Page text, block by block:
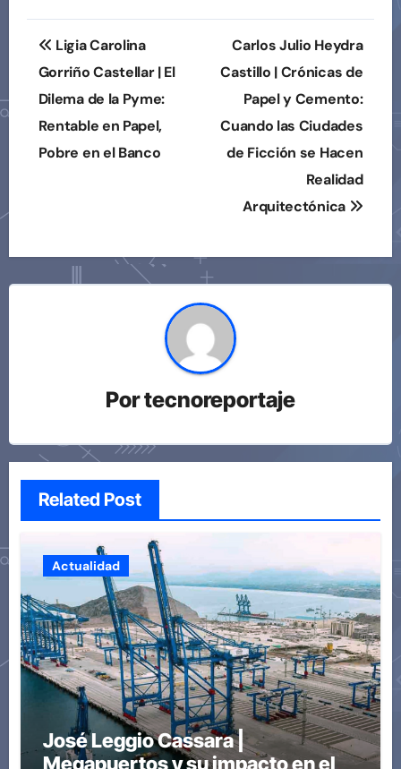
Navegación
de
entradas
Ligia Carolina
Gorriño Castellar | El
Dilema de la Pyme:
Rentable en Papel,
Pobre en el Banco
Carlos Julio Heydra
Castillo | Crónicas de
Papel y Cemento:
Cuando las Ciudades
de Ficción se Hacen
Realidad
Arquitectónica
Portecnoreportaje
Related Post
Actualidad
José Leggio Cassara |
Megapuertos y su impacto en el